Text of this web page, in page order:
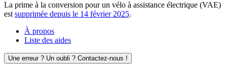
La prime à la conversion pour un vélo à assistance électrique (VAE)
est supprimée depuis le 14 février 2025.
À propos
Liste des aides
Une erreur ? Un oubli ? Contactez-nous !